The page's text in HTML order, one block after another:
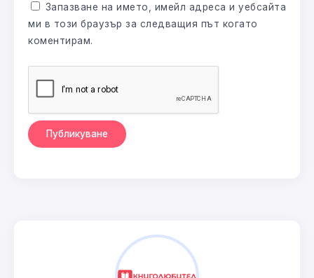
Запазване на името, имейл адреса и уебсайта
ми в този браузър за следващия път когато
коментирам.